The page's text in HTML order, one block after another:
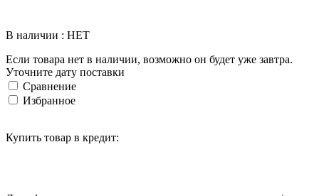
В наличии : НЕТ
Если товара нет в наличии, возможно он будет уже завтра.
Уточните дату поставки
Сравнение
Избранное
Купить товар в кредит: